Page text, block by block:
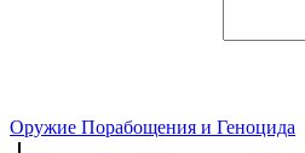
Оружие Порабощения и Геноцида